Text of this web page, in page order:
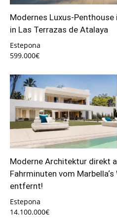
Modernes Luxus-
in Las Terrazas de Atalaya
Estepona
599.000€
Moderne Architektur direkt
Fahrminuten vom
entfernt!
Estepona
14.100.000€